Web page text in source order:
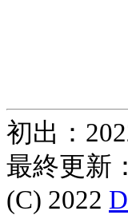
初出：
最終更新
(C) 2022